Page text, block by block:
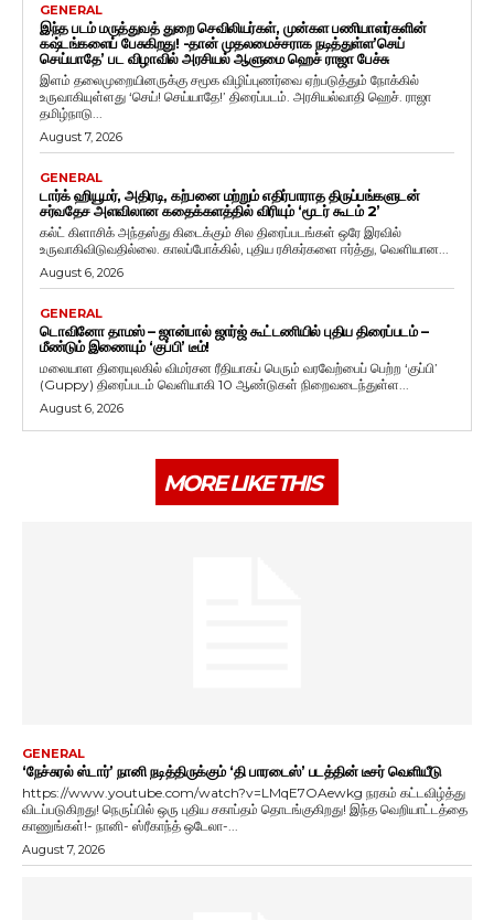
GENERAL
இந்த படம் மருத்துவத் துறை செவிலியர்கள், முன்கள பணியாளர்களின்
கஷ்டங்களைப் பேசுகிறது! -தான் முதலமைச்சராக நடித்துள்ள’செய்
செய்யாதே’ பட விழாவில் அரசியல் ஆளுமை ஹெச் ராஜா பேச்சு
இளம் தலைமுறையினருக்கு சமூக விழிப்புணர்வை ஏற்படுத்தும் நோக்கில்
உருவாகியுள்ளது ‘செய்! செய்யாதே!’ திரைப்படம். அரசியல்வாதி ஹெச். ராஜா
தமிழ்நாடு...
August 7, 2026
GENERAL
டார்க் ஹியூமர், அதிரடி, கற்பனை மற்றும் எதிர்பாராத திருப்பங்களுடன்
சர்வதேச அளவிலான கதைக்களத்தில் விரியும் ‘மூடர் கூடம் 2’
கல்ட் கிளாசிக் அந்தஸ்து கிடைக்கும் சில திரைப்படங்கள் ஒரே இரவில்
உருவாகிவிடுவதில்லை. காலப்போக்கில், புதிய ரசிகர்களை ஈர்த்து, வெளியான...
August 6, 2026
GENERAL
டொவினோ தாமஸ் – ஜான்பால் ஜார்ஜ் கூட்டணியில் புதிய திரைப்படம் –
மீண்டும் இணையும் ‘குப்பி’ டீம்!
மலையாள திரையுலகில் விமர்சன ரீதியாகப் பெரும் வரவேற்பைப் பெற்ற ‘குப்பி’
(Guppy) திரைப்படம் வெளியாகி 10 ஆண்டுகள் நிறைவடைந்துள்ள...
August 6, 2026
MORE LIKE THIS
GENERAL
‘நேச்சுரல் ஸ்டார்’ நானி நடித்திருக்கும் ‘தி பாரடைஸ்’ படத்தின் டீசர் வெளியீடு
https://www.youtube.com/watch?v=LMqE7OAewkg நரகம் கட்டவிழ்த்து
விடப்படுகிறது! நெருப்பில் ஒரு புதிய சகாப்தம் தொடங்குகிறது! இந்த வெறியாட்டத்தை
காணுங்கள்!- நானி- ஸ்ரீகாந்த் ஒடேலா-...
August 7, 2026